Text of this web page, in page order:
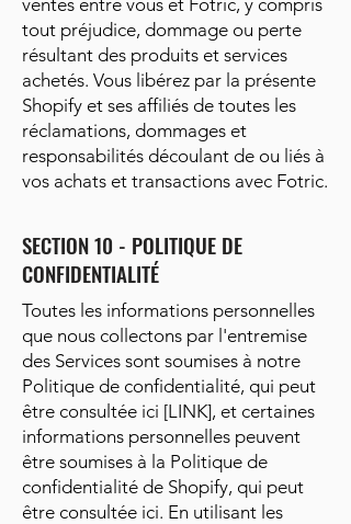
ventes entre vous et Fotric, y compris
tout préjudice, dommage ou perte
résultant des produits et services
achetés. Vous libérez par la présente
Shopify et ses affiliés de toutes les
réclamations, dommages et
responsabilités découlant de ou liés à
vos achats et transactions avec Fotric.
SECTION 10 - POLITIQUE DE
CONFIDENTIALITÉ
Toutes les informations personnelles
que nous collectons par l'entremise
des Services sont soumises à notre
Politique de confidentialité, qui peut
être consultée ici [LINK], et certaines
informations personnelles peuvent
être soumises à la Politique de
confidentialité de Shopify, qui peut
être consultée ici. En utilisant les